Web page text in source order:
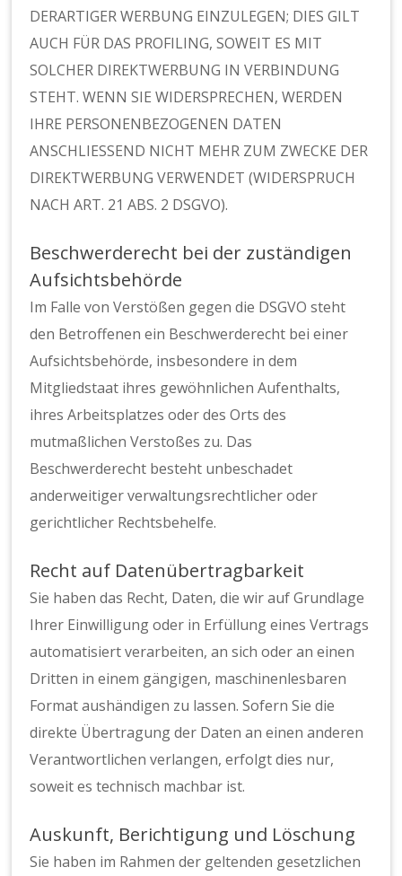
DERARTIGER WERBUNG EINZULEGEN; DIES GILT
AUCH FÜR DAS PROFILING, SOWEIT ES MIT
SOLCHER DIREKTWERBUNG IN VERBINDUNG
STEHT. WENN SIE WIDERSPRECHEN, WERDEN
IHRE PERSONENBEZOGENEN DATEN
ANSCHLIESSEND NICHT MEHR ZUM ZWECKE DER
DIREKTWERBUNG VERWENDET (WIDERSPRUCH
NACH ART. 21 ABS. 2 DSGVO).
Beschwerde­recht bei der zuständigen
Aufsichts­behörde
Im Falle von Verstößen gegen die DSGVO steht
den Betroffenen ein Beschwerderecht bei einer
Aufsichtsbehörde, insbesondere in dem
Mitgliedstaat ihres gewöhnlichen Aufenthalts,
ihres Arbeitsplatzes oder des Orts des
mutmaßlichen Verstoßes zu. Das
Beschwerderecht besteht unbeschadet
anderweitiger verwaltungsrechtlicher oder
gerichtlicher Rechtsbehelfe.
Recht auf Daten­übertrag­barkeit
Sie haben das Recht, Daten, die wir auf Grundlage
Ihrer Einwilligung oder in Erfüllung eines Vertrags
automatisiert verarbeiten, an sich oder an einen
Dritten in einem gängigen, maschinenlesbaren
Format aushändigen zu lassen. Sofern Sie die
direkte Übertragung der Daten an einen anderen
Verantwortlichen verlangen, erfolgt dies nur,
soweit es technisch machbar ist.
Auskunft, Berichtigung und Löschung
Sie haben im Rahmen der geltenden gesetzlichen